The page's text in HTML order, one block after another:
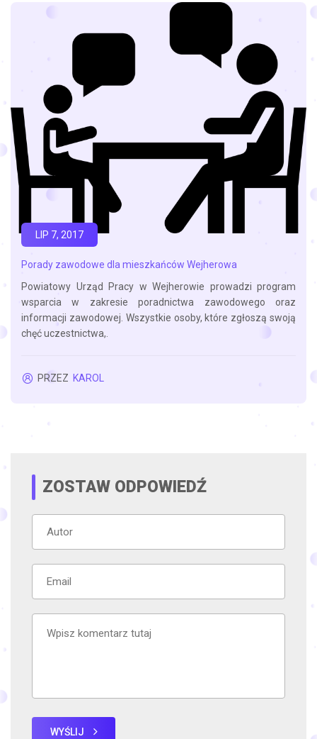
Porady zawodowe dla mieszkańców Wejherowa
Powiatowy Urząd Pracy w Wejherowie prowadzi program
wsparcia w zakresie poradnictwa zawodowego oraz
informacji zawodowej. Wszystkie osoby, które zgłoszą swoją
chęć uczestnictwa,.
LIP 7, 2017
PRZEZ KAROL
ZOSTAW ODPOWIEDŹ
WYŚLIJ